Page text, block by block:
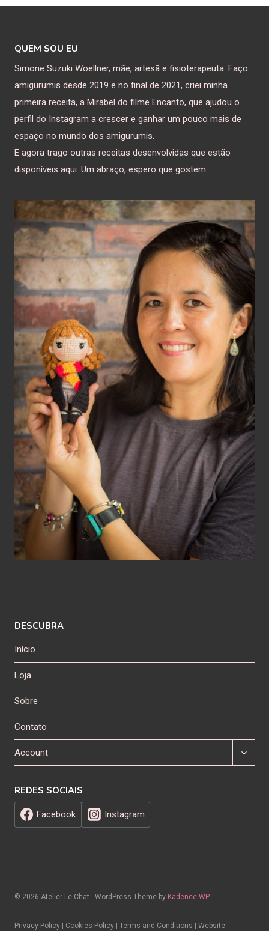
QUEM SOU EU
Simone Suzuki Woellner, mãe, artesã e fisioterapeuta. Faço
amigurumis desde 2019 e no final de 2021, criei minha
primeira receita, a Mirabel do filme Encanto, que ajudou o
perfil do Instagram a crescer e ganhar um pouco mais de
espaço no mundo dos amigurumis.
E agora trago outras receitas desenvolvidas que estão
disponíveis aqui. Um abraço, espero que gostem.
DESCUBRA
Início
Loja
Sobre
Contato
Account
Expand
REDES SOCIAIS
Facebook Instagram
© 2026 Atelier Le Chat - WordPress Theme by Kadence WP
Privacy Policy | Cookies Policy | Terms and Conditions | Website